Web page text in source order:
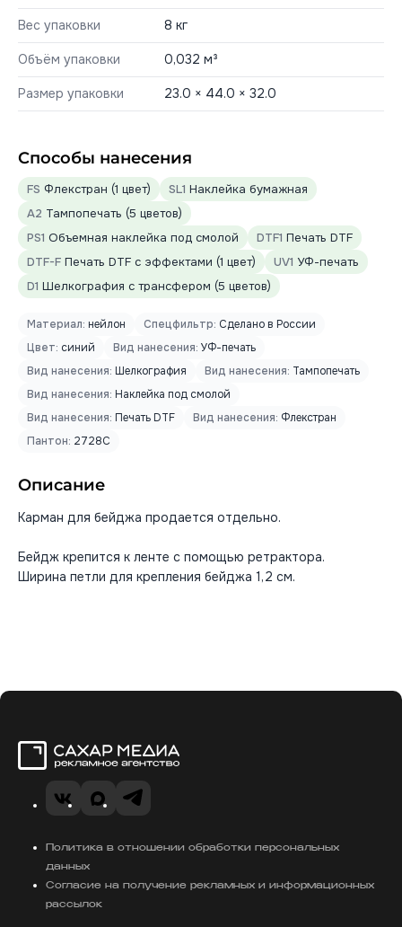
Вес упаковки 8 кг
Объём упаковки 0,032 м³
Размер упаковки 23.0 × 44.0 × 32.0
Способы нанесения
FS Флекстран (1 цвет) SL1 Наклейка бумажная
A2 Тампопечать (5 цветов)
PS1 Объемная наклейка под смолой DTF1 Печать DTF
DTF-F Печать DTF с эффектами (1 цвет) UV1 УФ-печать
D1 Шелкография с трансфером (5 цветов)
Материал: нейлон Спецфильтр: Сделано в России
Цвет: синий Вид нанесения: УФ-печать
Вид нанесения: Шелкография Вид нанесения: Тампопечать
Вид нанесения: Наклейка под смолой
Вид нанесения: Печать DTF Вид нанесения: Флекстран
Пантон: 2728C
Описание
Карман для бейджа продается отдельно.
Бейдж крепится к ленте с помощью ретрактора.
Ширина петли для крепления бейджа 1,2 см.
VK Telegram
MAX
Политика в отношении обработки персональных
данных
Согласие на получение рекламных и информационных
рассылок